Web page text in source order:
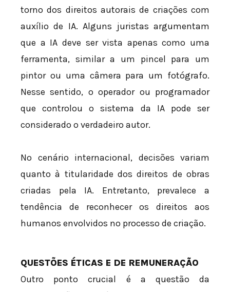
torno dos direitos autorais de criações com
auxílio de IA. Alguns juristas argumentam
que a IA deve ser vista apenas como uma
ferramenta, similar a um pincel para um
pintor ou uma câmera para um fotógrafo.
Nesse sentido, o operador ou programador
que controlou o sistema da IA pode ser
considerado o verdadeiro autor.
No cenário internacional, decisões variam
quanto à titularidade dos direitos de obras
criadas pela IA. Entretanto, prevalece a
tendência de reconhecer os direitos aos
humanos envolvidos no processo de criação.
QUESTÕES ÉTICAS E DE REMUNERAÇÃO
Outro ponto crucial é a questão da